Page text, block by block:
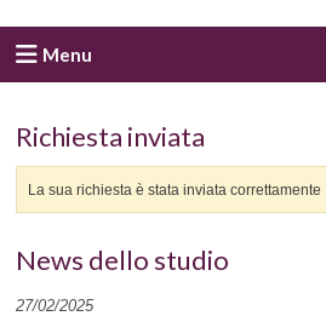
Menu
Richiesta inviata
La sua richiesta è stata inviata correttamente
News dello studio
27/02/2025